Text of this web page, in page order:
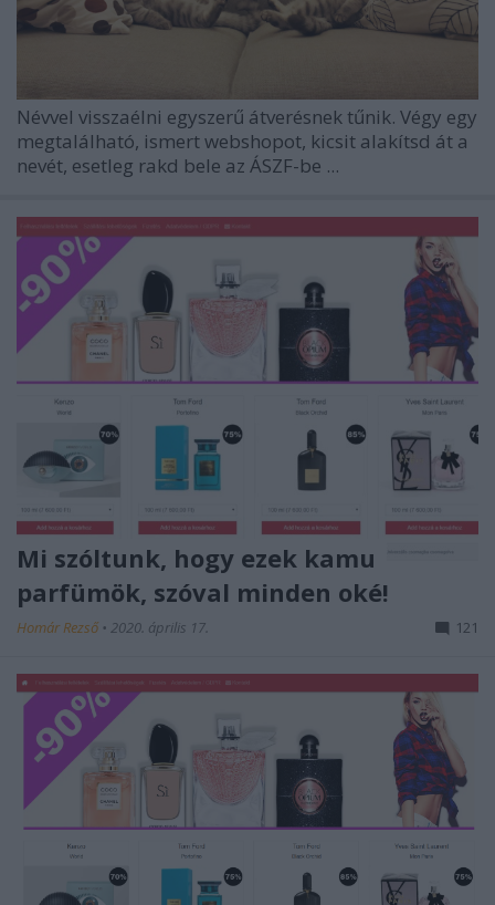
Névvel visszaélni egyszerű átverésnek tűnik. Végy egy
megtalálható, ismert webshopot, kicsit alakítsd át a
nevét, esetleg rakd bele az ÁSZF-be ...
Mi szóltunk, hogy ezek kamu
parfümök, szóval minden oké!
Homár Rezső • 2020. április 17. 121